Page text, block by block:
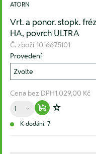
ATORN
Vrt. a ponor. stopk.
HA, povrch ULTRA
Č. zboží 1016675101
Provedení
Cena bez DPH1.029,00 Kč
Množství
Warenkorb
Zur
K dodání: 7